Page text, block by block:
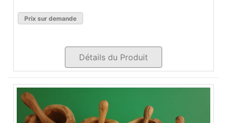
Prix sur demande
Détails du Produit